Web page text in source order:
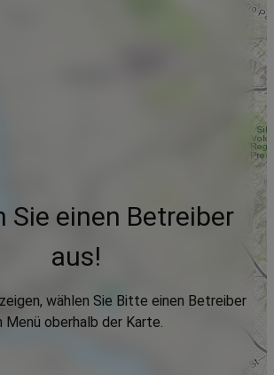
Sie einen Betreiber
aus!
wählen Sie Bitte einen Betreiber
Menü oberhalb der Karte.